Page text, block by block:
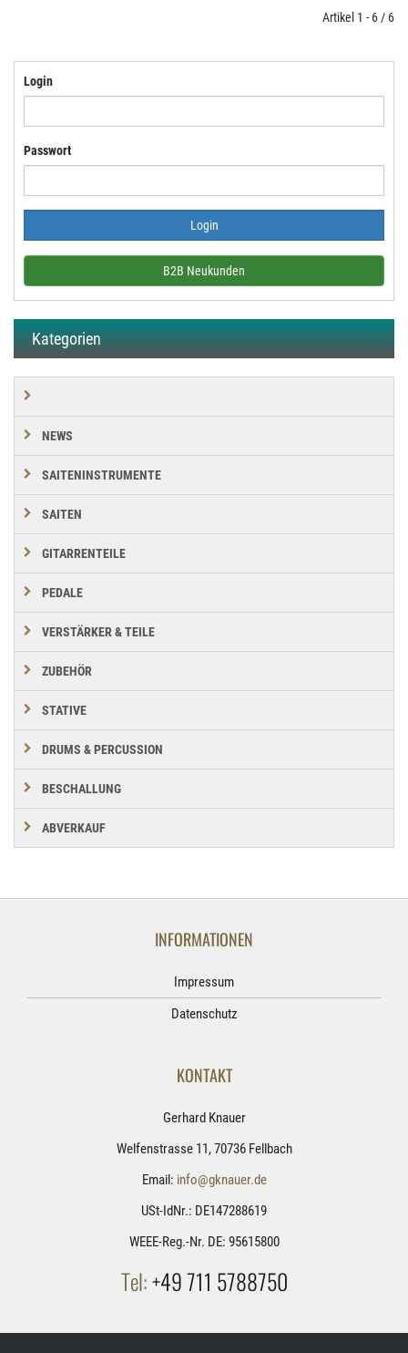
Artikel 1 - 6 / 6
Login
Passwort
B2B Neukunden
Kategorien
NEWS
SAITENINSTRUMENTE
SAITEN
GITARRENTEILE
PEDALE
VERSTÄRKER & TEILE
ZUBEHÖR
STATIVE
DRUMS & PERCUSSION
BESCHALLUNG
ABVERKAUF
INFORMATIONEN
Impressum
Datenschutz
KONTAKT
Gerhard Knauer
Welfenstrasse 11, 70736 Fellbach
Email: info@gknauer.de
USt-IdNr.: DE147288619
WEEE-Reg.-Nr. DE: 95615800
Tel:+49 711 5788750